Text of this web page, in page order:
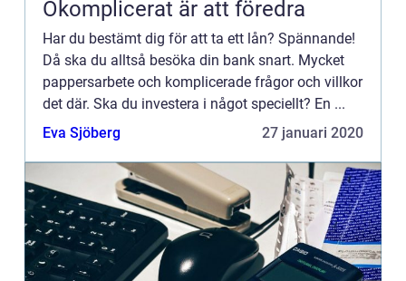
Okomplicerat är att föredra
Har du bestämt dig för att ta ett lån? Spännande!
Då ska du alltså besöka din bank snart. Mycket
pappersarbete och komplicerade frågor och villkor
det där. Ska du investera i något speciellt? En ...
Eva Sjöberg
27 januari 2020